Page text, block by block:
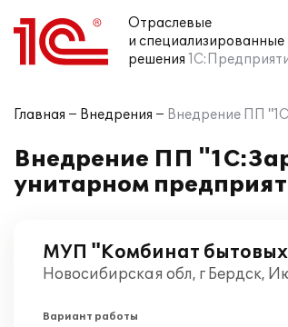
Отраслевые
и специализированные
решения
Главная Внедрения Внедрение ПП
Внедрение ПП
унитарном
МУП "Комбинат бытовых
Новосибирская обл, г Бердск,
Вариант работы